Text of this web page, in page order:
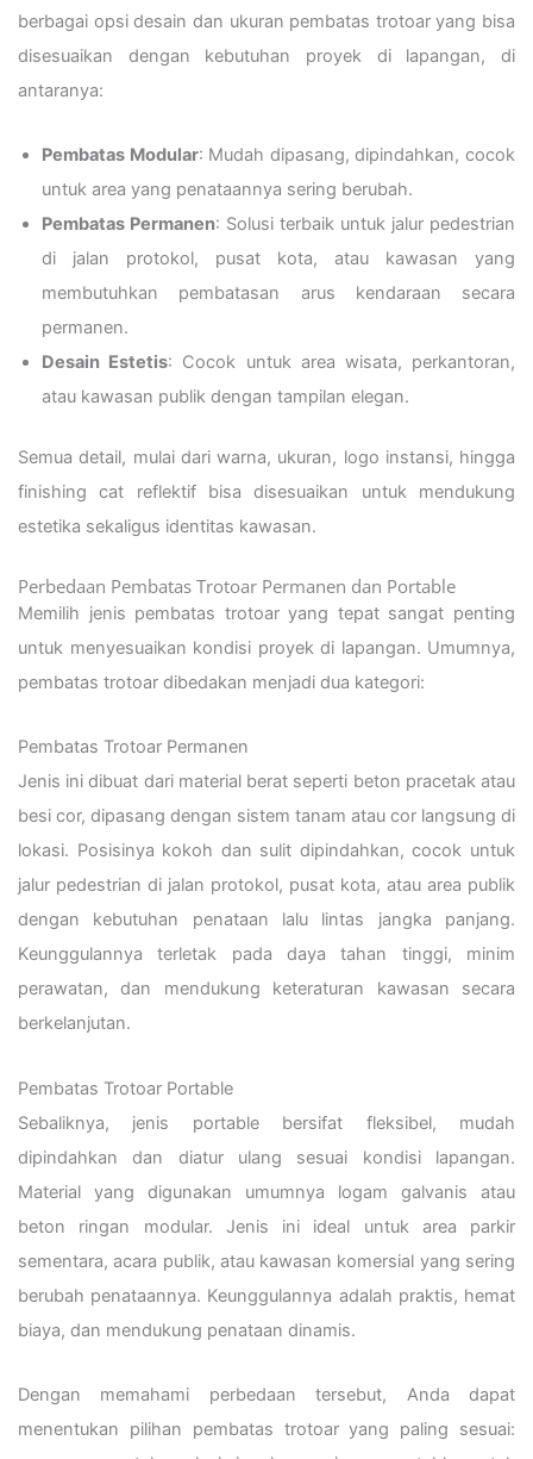
berbagai opsi desain dan ukuran pembatas trotoar yang bisa
disesuaikan dengan kebutuhan proyek di lapangan, di
antaranya:
Pembatas Modular: Mudah dipasang, dipindahkan, cocok
untuk area yang penataannya sering berubah.
Pembatas Permanen: Solusi terbaik untuk jalur pedestrian
di jalan protokol, pusat kota, atau kawasan yang
membutuhkan pembatasan arus kendaraan secara
permanen.
Desain Estetis: Cocok untuk area wisata, perkantoran,
atau kawasan publik dengan tampilan elegan.
Semua detail, mulai dari warna, ukuran, logo instansi, hingga
finishing cat reflektif bisa disesuaikan untuk mendukung
estetika sekaligus identitas kawasan.
Perbedaan Pembatas Trotoar Permanen dan Portable
Memilih jenis pembatas trotoar yang tepat sangat penting
untuk menyesuaikan kondisi proyek di lapangan. Umumnya,
pembatas trotoar dibedakan menjadi dua kategori:
Pembatas Trotoar Permanen
Jenis ini dibuat dari material berat seperti beton pracetak atau
besi cor, dipasang dengan sistem tanam atau cor langsung di
lokasi. Posisinya kokoh dan sulit dipindahkan, cocok untuk
jalur pedestrian di jalan protokol, pusat kota, atau area publik
dengan kebutuhan penataan lalu lintas jangka panjang.
Keunggulannya terletak pada daya tahan tinggi, minim
perawatan, dan mendukung keteraturan kawasan secara
berkelanjutan.
Pembatas Trotoar Portable
Sebaliknya, jenis portable bersifat fleksibel, mudah
dipindahkan dan diatur ulang sesuai kondisi lapangan.
Material yang digunakan umumnya logam galvanis atau
beton ringan modular. Jenis ini ideal untuk area parkir
sementara, acara publik, atau kawasan komersial yang sering
berubah penataannya. Keunggulannya adalah praktis, hemat
biaya, dan mendukung penataan dinamis.
Dengan memahami perbedaan tersebut, Anda dapat
menentukan pilihan pembatas trotoar yang paling sesuai: